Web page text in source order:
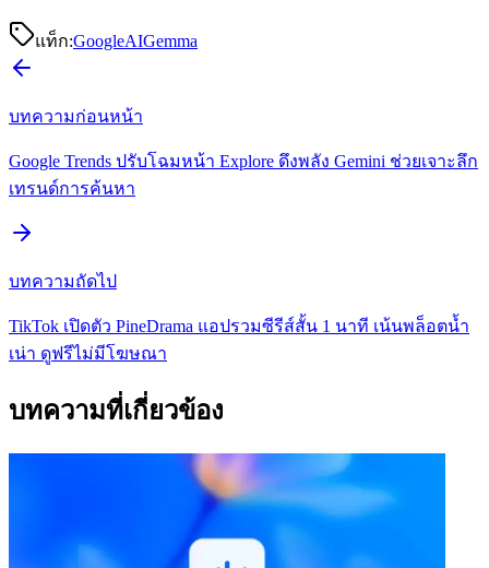
แท็ก:GoogleAIGemma
บทความก่อนหน้า
Google Trends ปรับโฉมหน้า Explore ดึงพลัง Gemini ช่วยเจาะลึก
เทรนด์การค้นหา
บทความถัดไป
TikTok เปิดตัว PineDrama แอปรวมซีรีส์สั้น 1 นาที เน้นพล็อตน้ำ
เน่า ดูฟรีไม่มีโฆษณา
บทความที่เกี่ยวข้อง